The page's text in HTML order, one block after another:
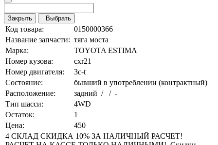
Закрыть Выбрать
Код товара:
0150000366
Название запчасти: тяга моста
Марка:
TOYOTA ESTIMA
Номер кузова:
cxr21
Номер двигателя:
3c-t
Состояние:
бывший в употреблении (контрактный)
Расположение:
задний / / -
Тип шасси:
4WD
Остаток:
1
Цена:
450
4 СКЛАД СКИДКА 10% ЗА НАЛИЧНЫЙ РАСЧЕТ!